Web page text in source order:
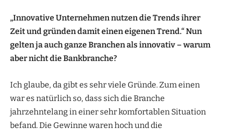
„Innovative Unternehmen nutzen die Trends ihrer
Zeit und gründen damit einen eigenen Trend.“ Nun
gelten ja auch ganze Branchen als innovativ – warum
aber nicht die Bankbranche?
Ich glaube, da gibt es sehr viele Gründe. Zum einen
war es natürlich so, dass sich die Branche
jahrzehntelang in einer sehr komfortablen Situation
befand. Die Gewinne waren hoch und die